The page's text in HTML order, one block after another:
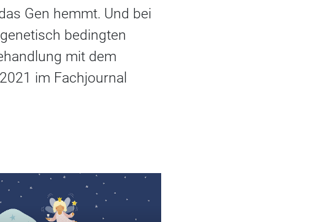
Gen hemmt. Und bei
bedingten
mit dem
im Fachjournal